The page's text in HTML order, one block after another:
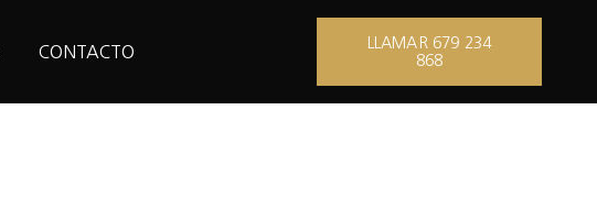
CONTACTO
LLAMAR 679 234
868